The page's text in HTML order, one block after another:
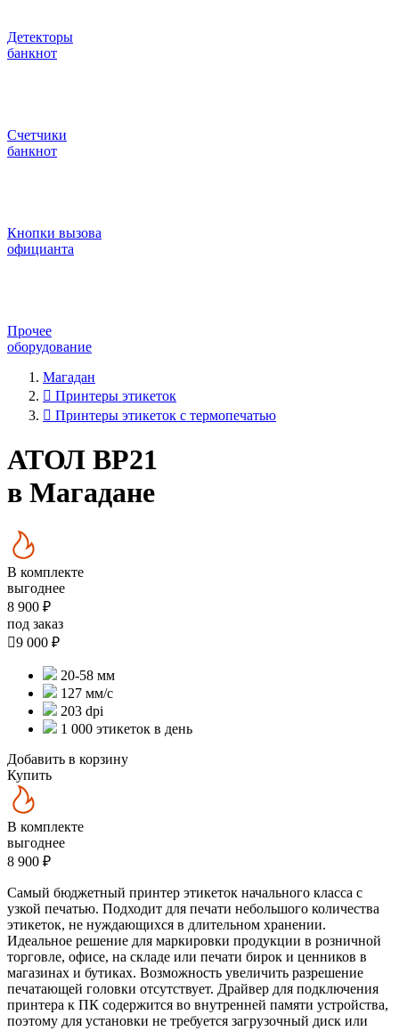
Детекторы
банкнот
Счетчики
банкнот
Кнопки вызова
официанта
Прочее
оборудование
Магадан
Принтеры этикеток
Принтеры этикеток с термопечатью
АТОЛ BP21
в Магадане
В комплекте
выгоднее
8 900 ₽
под заказ
9 000 ₽
20-58 мм
127 мм/с
203 dpi
1 000 этикеток в день
Добавить в корзину
Купить
В комплекте
выгоднее
8 900 ₽
Самый бюджетный принтер этикеток начального класса с
узкой печатью. Подходит для печати небольшого количества
этикеток, не нуждающихся в длительном хранении.
Идеальное решение для маркировки продукции в розничной
торговле, офисе, на складе или печати бирок и ценников в
магазинах и бутиках. Возможность увеличить разрешение
печатающей головки отсутствует. Драйвер для подключения
принтера к ПК содержится во внутренней памяти устройства,
поэтому для установки не требуется загрузочный диск или